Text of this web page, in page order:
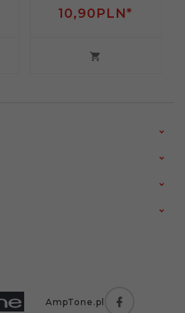
10,90PLN*
AmpTone.pl